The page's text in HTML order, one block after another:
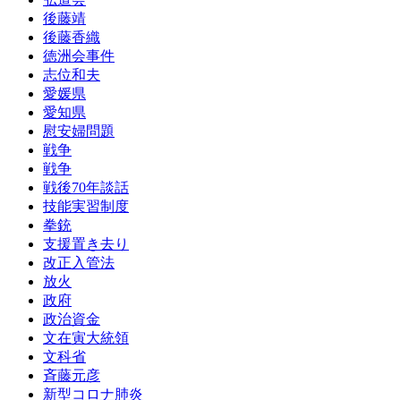
後藤靖
後藤香織
徳洲会事件
志位和夫
愛媛県
愛知県
慰安婦問題
戦争
戦争
戦後70年談話
技能実習制度
拳銃
支援置き去り
改正入管法
放火
政府
政治資金
文在寅大統領
文科省
斉藤元彦
新型コロナ肺炎